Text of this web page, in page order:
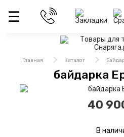
Главная Каталог
байдарка
40
В